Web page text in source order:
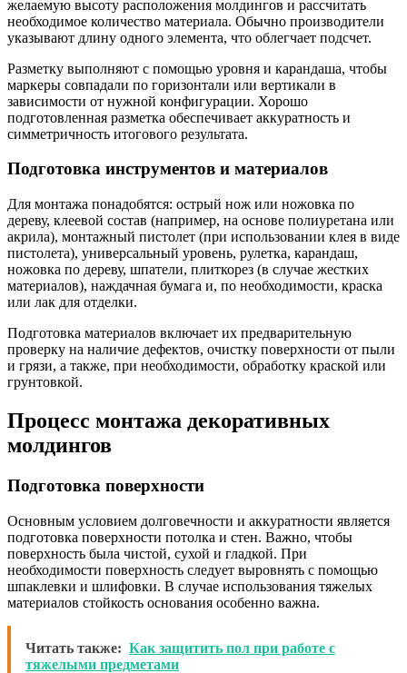
желаемую высоту расположения молдингов и рассчитать
необходимое количество материала. Обычно производители
указывают длину одного элемента, что облегчает подсчет.
Разметку выполняют с помощью уровня и карандаша, чтобы
маркеры совпадали по горизонтали или вертикали в
зависимости от нужной конфигурации. Хорошо
подготовленная разметка обеспечивает аккуратность и
симметричность итогового результата.
Подготовка инструментов и материалов
Для монтажа понадобятся: острый нож или ножовка по
дереву, клеевой состав (например, на основе полиуретана или
акрила), монтажный пистолет (при использовании клея в виде
пистолета), универсальный уровень, рулетка, карандаш,
ножовка по дереву, шпатели, плиткорез (в случае жестких
материалов), наждачная бумага и, по необходимости, краска
или лак для отделки.
Подготовка материалов включает их предварительную
проверку на наличие дефектов, очистку поверхности от пыли
и грязи, а также, при необходимости, обработку краской или
грунтовкой.
Процесс монтажа декоративных
молдингов
Подготовка поверхности
Основным условием долговечности и аккуратности является
подготовка поверхности потолка и стен. Важно, чтобы
поверхность была чистой, сухой и гладкой. При
необходимости поверхность следует выровнять с помощью
шпаклевки и шлифовки. В случае использования тяжелых
материалов стойкость основания особенно важна.
Читать также: Как защитить пол при работе с
тяжелыми предметами